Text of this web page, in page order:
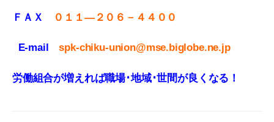
ＦＡＸ ０１１—２０６－４４００
E-mailspk-chiku-union@mse.biglobe.ne.jp
労働組合が増えれば職場･地域･世間が良くなる！